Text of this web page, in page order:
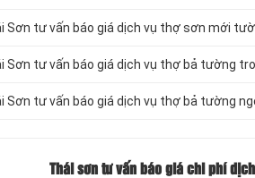
Sơn tư vấn báo giá dịch vụ thợ sơn mới
Sơn tư vấn báo giá dịch vụ thợ bả tường
Sơn tư vấn báo giá dịch vụ thợ bả tường
Thái sơn tư vấn báo giá chi phí